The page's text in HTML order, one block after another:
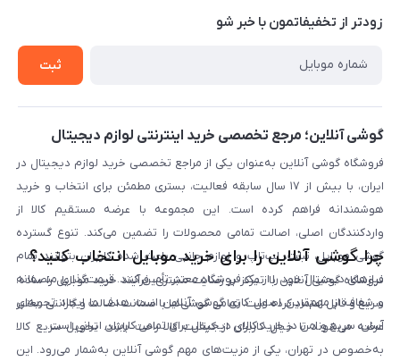
حریم خصوصی
بلاگ
روش ارسال کالا در گوشی آنلاین
روش بازگردانی کالا
زودتر از تخفیفاتمون با خبر شو
ثبت
گوشی آنلاین؛ مرجع تخصصی خرید اینترنتی لوازم دیجیتال
فروشگاه گوشی آنلاین به‌عنوان یکی از مراجع تخصصی خرید لوازم دیجیتال در
ایران، با بیش از ۱۷ سال سابقه فعالیت، بستری مطمئن برای انتخاب و خرید
هوشمندانه فراهم کرده است. این مجموعه با عرضه مستقیم کالا از
واردکنندگان اصلی، اصالت تمامی محصولات را تضمین می‌کند. تنوع گسترده
گوشی موبایل، تبلت، لپ‌تاپ و لوازم جانبی باعث شده کاربران بتوانند تمام
نیازهای دیجیتال خود را از یک فروشگاه معتبر تأمین کنند. قیمت‌گذاری منصفانه
و شفاف از مهم‌ترین اصول کاری گوشی آنلاین است. هدف ما ایجاد تجربه‌ای
آسان، سریع و امن در خرید کالای دیجیتال برای تمامی کاربران ایرانی است.
چرا گوشی آنلاین را برای خرید موبایل انتخاب کنید؟
فروشگاه گوشی آنلاین با تمرکز بر رضایت مشتری، فرآیند خرید موبایل را ساده،
سریع و قابل اعتماد کرده است. تمامی گوشی‌ها با ضمانت اصالت و گارانتی معتبر
عرضه می‌شوند تا خیال کاربران از کیفیت کالا راحت باشد. تحویل سریع کالا
به‌خصوص در تهران، یکی از مزیت‌های مهم گوشی آنلاین به‌شمار می‌رود. این